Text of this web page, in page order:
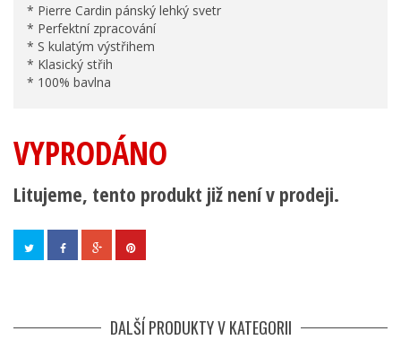
* Pierre Cardin pánský lehký svetr
* Perfektní zpracování
* S kulatým výstřihem
* Klasický střih
* 100% bavlna
VYPRODÁNO
Litujeme, tento produkt již není v prodeji.
DALŠÍ PRODUKTY V KATEGORII